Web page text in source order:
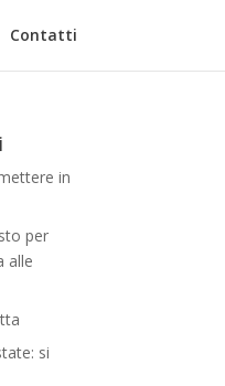
Contatti
in
per
alle
si